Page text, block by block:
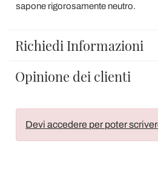
sapone rigorosamente neutro.
Richiedi Informazioni
Opinione dei clienti
Devi accedere per poter